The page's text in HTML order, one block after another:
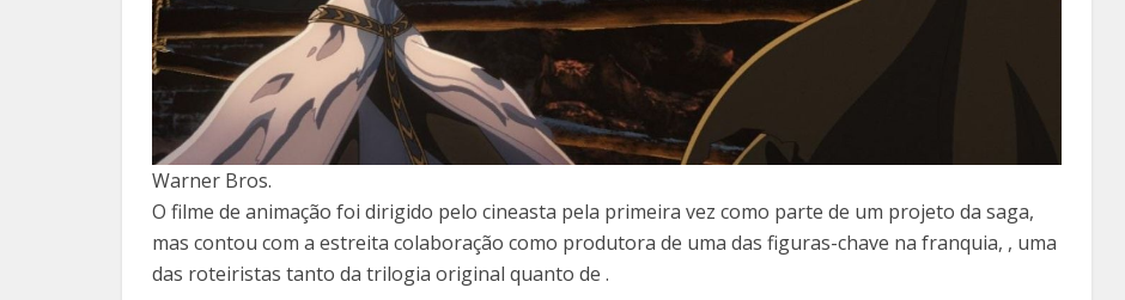
Warner Bros.
O filme de animação foi dirigido pelo cineasta pela primeira vez como parte de um projeto da saga,
mas contou com a estreita colaboração como produtora de uma das figuras-chave na franquia, , uma
das roteiristas tanto da trilogia original quanto de .